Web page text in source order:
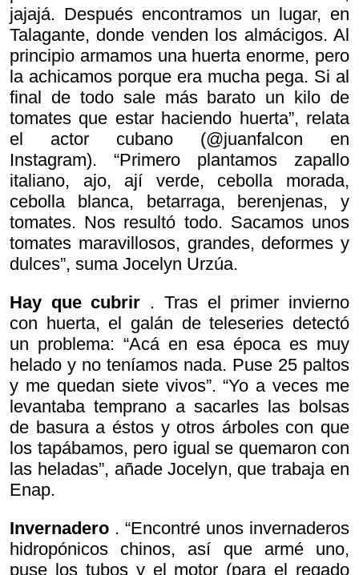
jajajá. Después encontramos un lugar, en
Talagante, donde venden los almácigos. Al
principio armamos una huerta enorme, pero
la achicamos porque era mucha pega. Si al
final de todo sale más barato un kilo de
tomates que estar haciendo huerta”, relata
el actor cubano (@juanfalcon en
Instagram). “Primero plantamos zapallo
italiano, ajo, ají verde, cebolla morada,
cebolla blanca, betarraga, berenjenas, y
tomates. Nos resultó todo. Sacamos unos
tomates maravillosos, grandes, deformes y
dulces”, suma Jocelyn Urzúa.
Hay que cubrir . Tras el primer invierno
con huerta, el galán de teleseries detectó
un problema: “Acá en esa época es muy
helado y no teníamos nada. Puse 25 paltos
y me quedan siete vivos”. “Yo a veces me
levantaba temprano a sacarles las bolsas
de basura a éstos y otros árboles con que
los tapábamos, pero igual se quemaron con
las heladas”, añade Jocelyn, que trabaja en
Enap.
Invernadero . “Encontré unos invernaderos
hidropónicos chinos, así que armé uno,
puse los tubos y el motor (para el regado